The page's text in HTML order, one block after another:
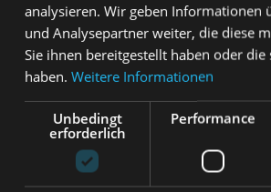
Produktbeschreibung
BESCHREIBUNG: Um den Komfort und die
einzigartige Serie von Betten. Recobed
entwickelt und zahlreichen Qualitätstests
die besten Materialien und Füllungen. Alle
unser Bestes, damit die Kollektionen eine
Sofa aus Codura. Ein extrem
Reißverschlüsse ermöglichen das
werden. MERKMALE Einzigartiges Design
analysieren. Wir geben Informationen
und Analysepartner weiter, die diese
Sie ihnen bereitgestellt haben oder
haben. Weitere Informationen
Unbedingt
erforderlich
Performance